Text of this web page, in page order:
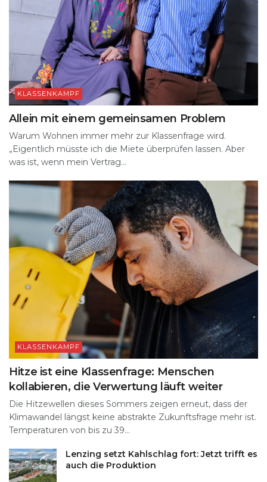
KLASSENKAMPF
Allein mit einem gemeinsamen Problem
Warum Wohnen immer mehr zur Klassenfrage wird.
„Eigentlich müsste ich die Miete überprüfen lassen. Aber
was ist, wenn mein Vertrag...
KLASSENKAMPF
Hitze ist eine Klassenfrage: Menschen
kollabieren, die Verwertung läuft weiter
Die Hitzewellen dieses Sommers zeigen erneut, dass der
Klimawandel längst keine abstrakte Zukunftsfrage mehr ist.
Temperaturen von bis zu 39...
Lenzing setzt Kahlschlag fort: Jetzt trifft es
auch die Produktion